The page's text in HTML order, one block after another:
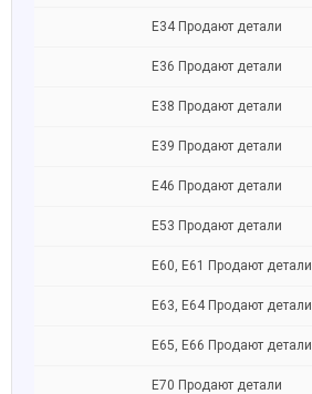
Е34 Продают детали
Е36 Продают детали
Е38 Продают детали
Е39 Продают детали
Е46 Продают детали
Е53 Продают детали
Е60, E61 Продают детали
Е63, E64 Продают детали
Е65, Е66 Продают детали
Е70 Продают детали